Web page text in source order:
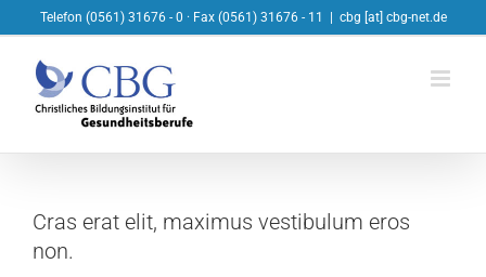
to
content
Telefon (0561) 31676 - 0 · Fax (0561) 31676 - 11 cbg [at] cbg-net.de
Cras erat elit, maximus vestibulum eros
non.